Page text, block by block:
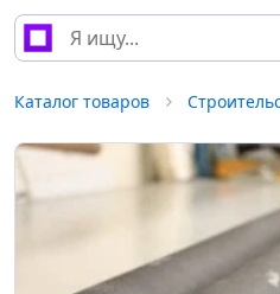
Каталог товаров